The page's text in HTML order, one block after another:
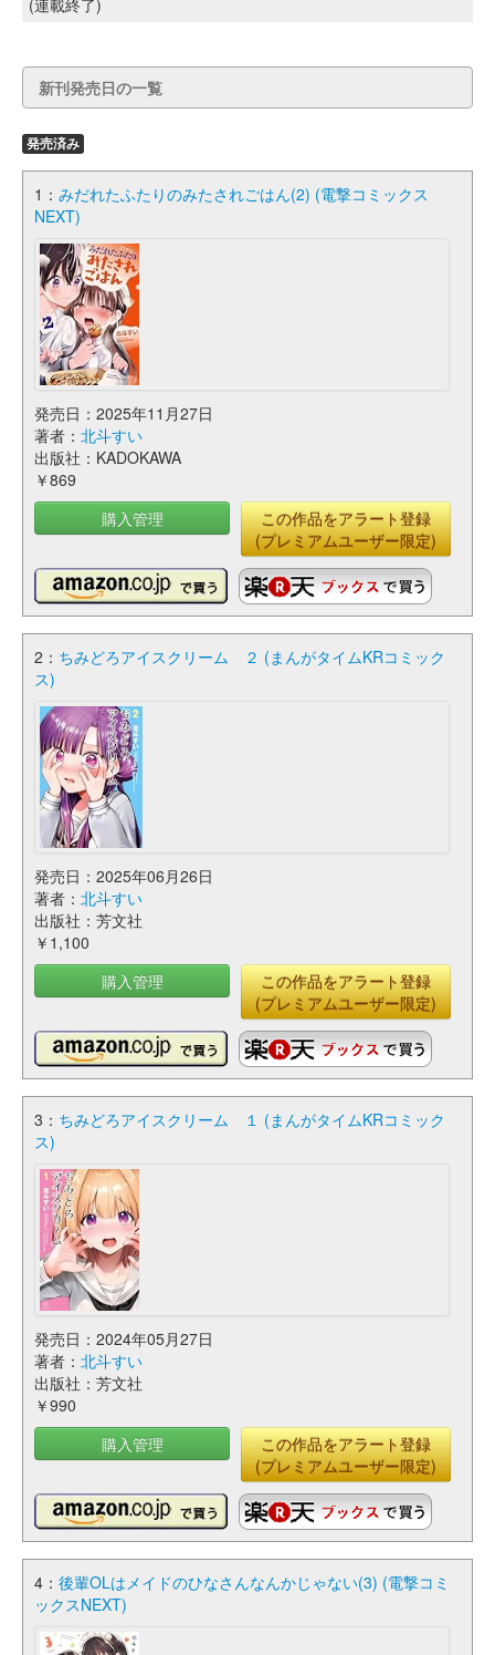
(連載終了)
新刊発売日の一覧
発売済み
1： みだれたふたりのみたされごはん(2) (電撃コミックス
NEXT)
発売日：2025年11月27日
著者： 北斗すい
出版社：KADOKAWA
￥869
購入管理
この作品をアラート登録
(プレミアムユーザー限定)
2： ちみどろアイスクリーム ２ (まんがタイムKRコミック
ス)
発売日：2025年06月26日
著者： 北斗すい
出版社：芳文社
￥1,100
購入管理
この作品をアラート登録
(プレミアムユーザー限定)
3： ちみどろアイスクリーム １ (まんがタイムKRコミック
ス)
発売日：2024年05月27日
著者： 北斗すい
出版社：芳文社
￥990
購入管理
この作品をアラート登録
(プレミアムユーザー限定)
4： 後輩OLはメイドのひなさんなんかじゃない(3) (電撃コミ
ックスNEXT)